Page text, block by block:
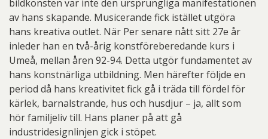
bildkonsten var inte den ursprungliga manifestationen
av hans skapande. Musicerande fick istället utgöra
hans kreativa outlet. När Per senare nått sitt 27e år
inleder han en två-årig konstföreberedande kurs i
Umeå, mellan åren 92-94. Detta utgör fundamentet av
hans konstnärliga utbildning. Men härefter följde en
period då hans kreativitet fick gå i träda till fördel för
kärlek, barnalstrande, hus och husdjur – ja, allt som
hör familjeliv till. Hans planer på att gå
industridesignlinjen gick i stöpet.